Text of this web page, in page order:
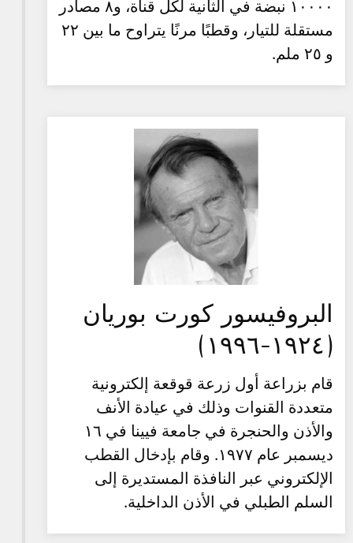
١٠٠٠٠ نبضة في الثانية لكل قناة، و٨ مصادر
مستقلة للتيار، وقطبًا مرنًا يتراوح ما بين ٢٢
و ٢٥ ملم.
البروفيسور كورت بوريان
‏(١٩٢٤-١٩٩٦)
قام بزراعة أول زرعة قوقعة إلكترونية
متعددة القنوات وذلك في عيادة الأنف
والأذن والحنجرة في جامعة فيينا في ١٦
ديسمبر عام ١٩٧٧. وقام بإدخال القطب
الإلكتروني عبر النافذة المستديرة إلى
السلم الطبلي في الأذن الداخلية.